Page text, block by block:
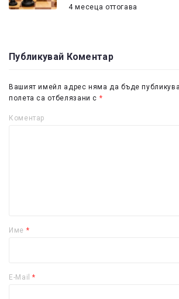
4 месеца оттогава
Публикувай Коментар
Вашият имейл адрес няма да бъде
полета са отбелязани с *
Коментар
Име *
E-Mail*